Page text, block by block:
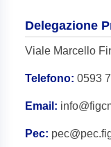
Delegazione
Viale Marcello
Telefono: 0593
Email:
Pec: